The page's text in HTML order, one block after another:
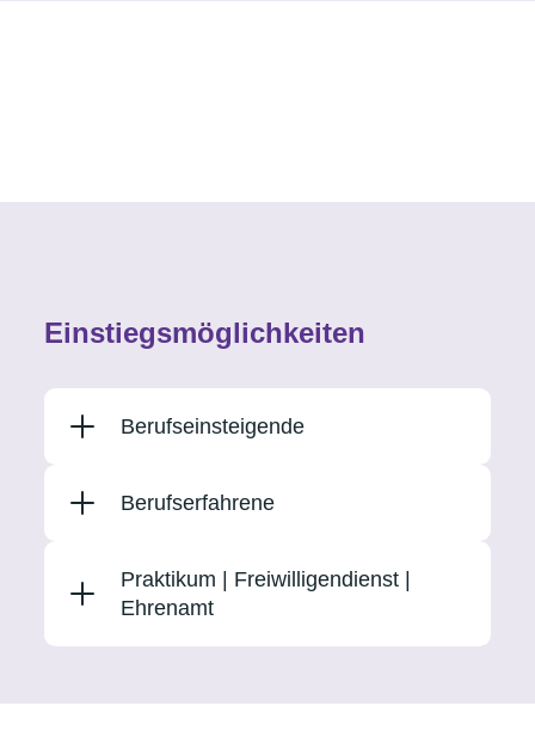
Einstiegsmöglichkeiten
Berufseinsteigende
Berufserfahrene
Praktikum | Freiwilligendienst |
Ehrenamt